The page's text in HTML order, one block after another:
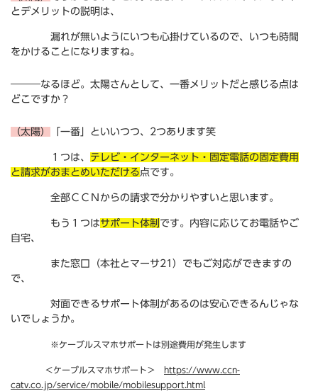
とデメリットの説明は、
漏れが無いようにいつも心掛けているので、いつも時間
をかけることになりますね。
―――なるほど。太陽さんとして、一番メリットだと感じる点は
どこですか？
（太陽） 「一番」といいつつ、2つあります笑
１つは、 テレビ・インターネット・固定電話の固定費用
と請求がおまとめいただける点です。
全部ＣＣＮからの請求で分かりやすいと思います。
もう１つはサポート体制 です。内容に応じてお電話やご
自宅、
また窓口（本社とマーサ21）でもご対応ができますの
で、
対面できるサポート体制があるのは安心できるんじゃな
いでしょうか。
※ケーブルスマホサポートは別途費用が発生します
＜ケーブルスマホサポート＞
https://www.ccn-
catv.co.jp/service/mobile/mobilesupport.html